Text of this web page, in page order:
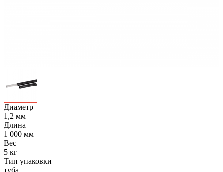
Диаметр
1,2 мм
Длина
1 000 мм
Вес
5 кг
Тип упаковки
туба